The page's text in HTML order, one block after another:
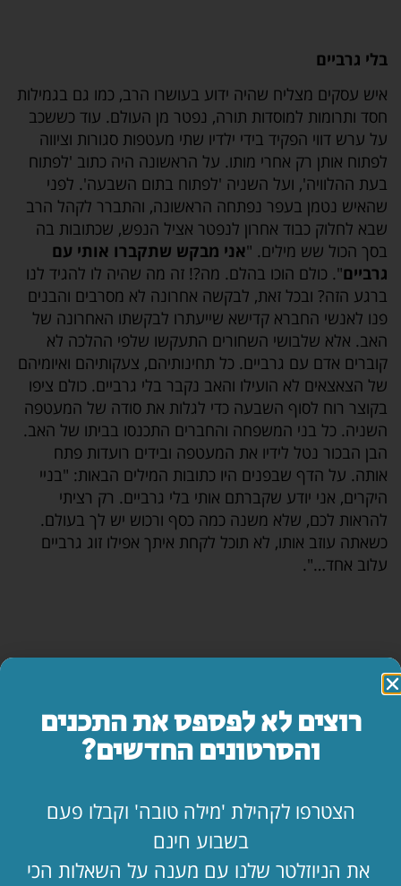
בלי גרביים
איש עסקים מצליח שהיה ידוע בעושרו הרב, כמו גם בגמילות
חסד ותרומות למוסדות תורה, נפטר מן העולם. עוד כששכב
על ערש דווי הפקיד בידי ילדיו שתי מעטפות סגורות וציווה
לפתוח אותן רק אחרי מותו. על הראשונה היה כתוב 'לפתוח
בעת ההלוויה', ועל השניה 'לפתוח בתום השבעה'. לפני
שהאיש נטמן בעפר נפתחה הראשונה, והתברר לקהל הרב
שבא לחלוק כבוד אחרון לנפטר אציל הנפש, שכתובות בה
בסך הכול שש מילים. "אני מבקש שתקברו אותי עם
גרביים". כולם הוכו בהלם. מה?! זה מה שהיה לו להגיד לנו
ברגע הזה? ובכל זאת, לבקשה אחרונה לא מסרבים והבנים
פנו לאנשי החברא קדישא שייעתרו לבקשתו האחרונה של
האב. אלא שלבושי השחורים התעקשו שלפי ההלכה לא
קוברים אדם עם גרביים. כל תחינותיהם, צעקותיהם ואיומיהם
של הצאצאים לא הועילו והאב נקבר בלי גרביים. כולם ציפו
בקוצר רוח לסוף השבעה כדי לגלות את סודה של המעטפה
השניה. כל בני המשפחה והחברים התכנסו בביתו של האב.
הבן הבכור נטל לידיו את המעטפה ובידים רועדות פתח
אותה. על הדף שבפנים היו כתובות המילים הבאות: "בניי
היקרים, אני יודע שקברתם אותי בלי גרביים. רק רציתי
להראות לכם, שלא משנה כמה כסף ורכוש יש לך בעולם.
כשאתה עוזב אותו, לא תוכל לקחת איתך אפילו זוג גרביים
עלוב אחד…".
כתבו תגובה
שתפו
רוצים לא לפספס את התכנים
והסרטונים החדשים?
הצטרפו לקהילת 'מילה טובה' וקבלו פעם
בשבוע חינם
את הניוזלטר שלנו עם מענה על השאלות הכי